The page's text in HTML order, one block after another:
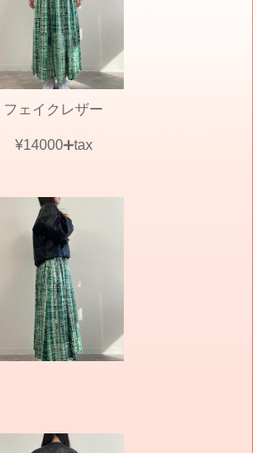
フェイクレザー
¥14000➕tax